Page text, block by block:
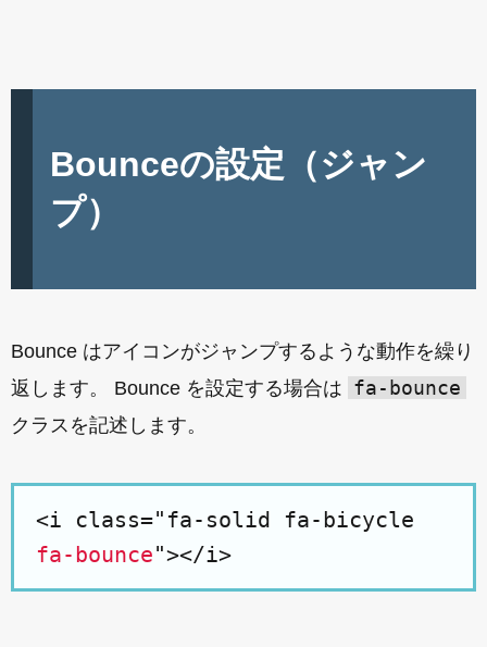
Bounceの設定（ジャン
プ）
Bounce はアイコンがジャンプするような動作を繰り
返します。 Bounce を設定する場合は fa-bounce
クラスを記述します。
<i class="fa-solid fa-bicycle
fa-bounce"></i>